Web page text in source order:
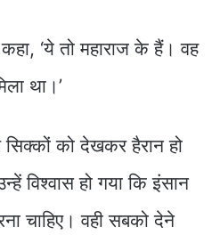
‘ये तो महाराज के हैं। वह
था।’
सिक्कों को देखकर हैरान हो
विश्वास हो गया कि इंसान
चाहिए। वही सबको देने